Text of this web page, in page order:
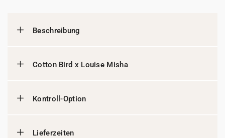
Beschreibung
Cotton Bird x Louise Misha
Kontroll-Option
Lieferzeiten